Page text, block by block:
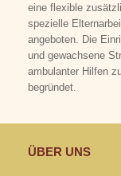
eine flexible
spezielle
angeboten. Die
und gewachsene
ambulanter Hilfen
begründet.
ÜBER UNS